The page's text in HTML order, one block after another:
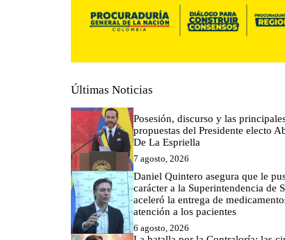
Últimas Noticias
Posesión, discurso y las
propuestas del Presidente electo
De La Espriella
7 agosto, 2026
Daniel Quintero asegura que le
carácter a la Superintendencia de
aceleró la entrega de
atención a los pacientes
6 agosto, 2026